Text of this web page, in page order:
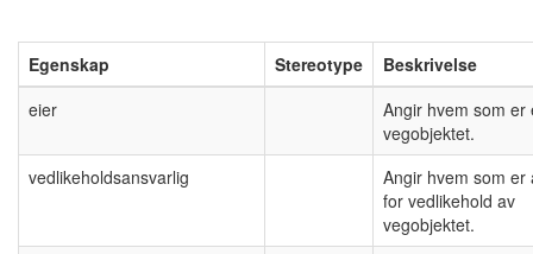
Egenskap Stereotype
Beskrivelse
eier
Angir hvem som er
vegobjektet.
vedlikeholdsansvarlig
Angir hvem som er
for vedlikehold av
vegobjektet.